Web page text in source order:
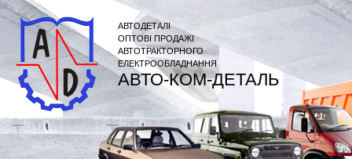
АВТОДЕТАЛІ
ОПТОВІ ПРОДАЖІ
АВТОТРАКТОРНОГО
ЕЛЕКТРООБЛАДНАННЯ
АВТО-КОМ-ДЕТАЛЬ